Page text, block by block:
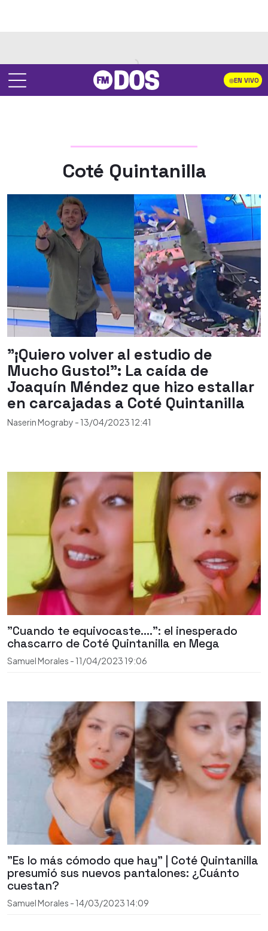
EN VIVO
Coté Quintanilla
"¡Quiero volver al estudio de
Mucho Gusto!": La caída de
Joaquín Méndez que hizo estallar
en carcajadas a Coté Quintanilla
Naserin Mograby - 13/04/2023 12:41
"Cuando te equivocaste....": el inesperado
chascarro de Coté Quintanilla en Mega
Samuel Morales - 11/04/2023 19:06
"Es lo más cómodo que hay" | Coté Quintanilla
presumió sus nuevos pantalones: ¿Cuánto
cuestan?
Samuel Morales - 14/03/2023 14:09